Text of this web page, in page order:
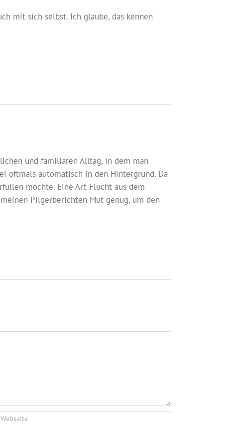
mit sich selbst. Ich glaube, das kennen
und familiären Alltag, in dem man
oftmals automatisch in den Hintergrund. Da
möchte. Eine Art Flucht aus dem
Pilgerberichten Mut genug, um den